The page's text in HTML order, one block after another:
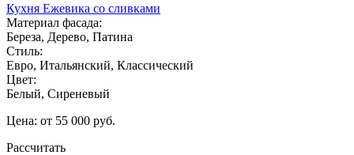
Кухня Ежевика со сливками
Материал фасада:
Береза, Дерево, Патина
Стиль:
Евро, Итальянский, Классический
Цвет:
Белый, Сиреневый
Цена: от 55 000 руб.
Рассчитать